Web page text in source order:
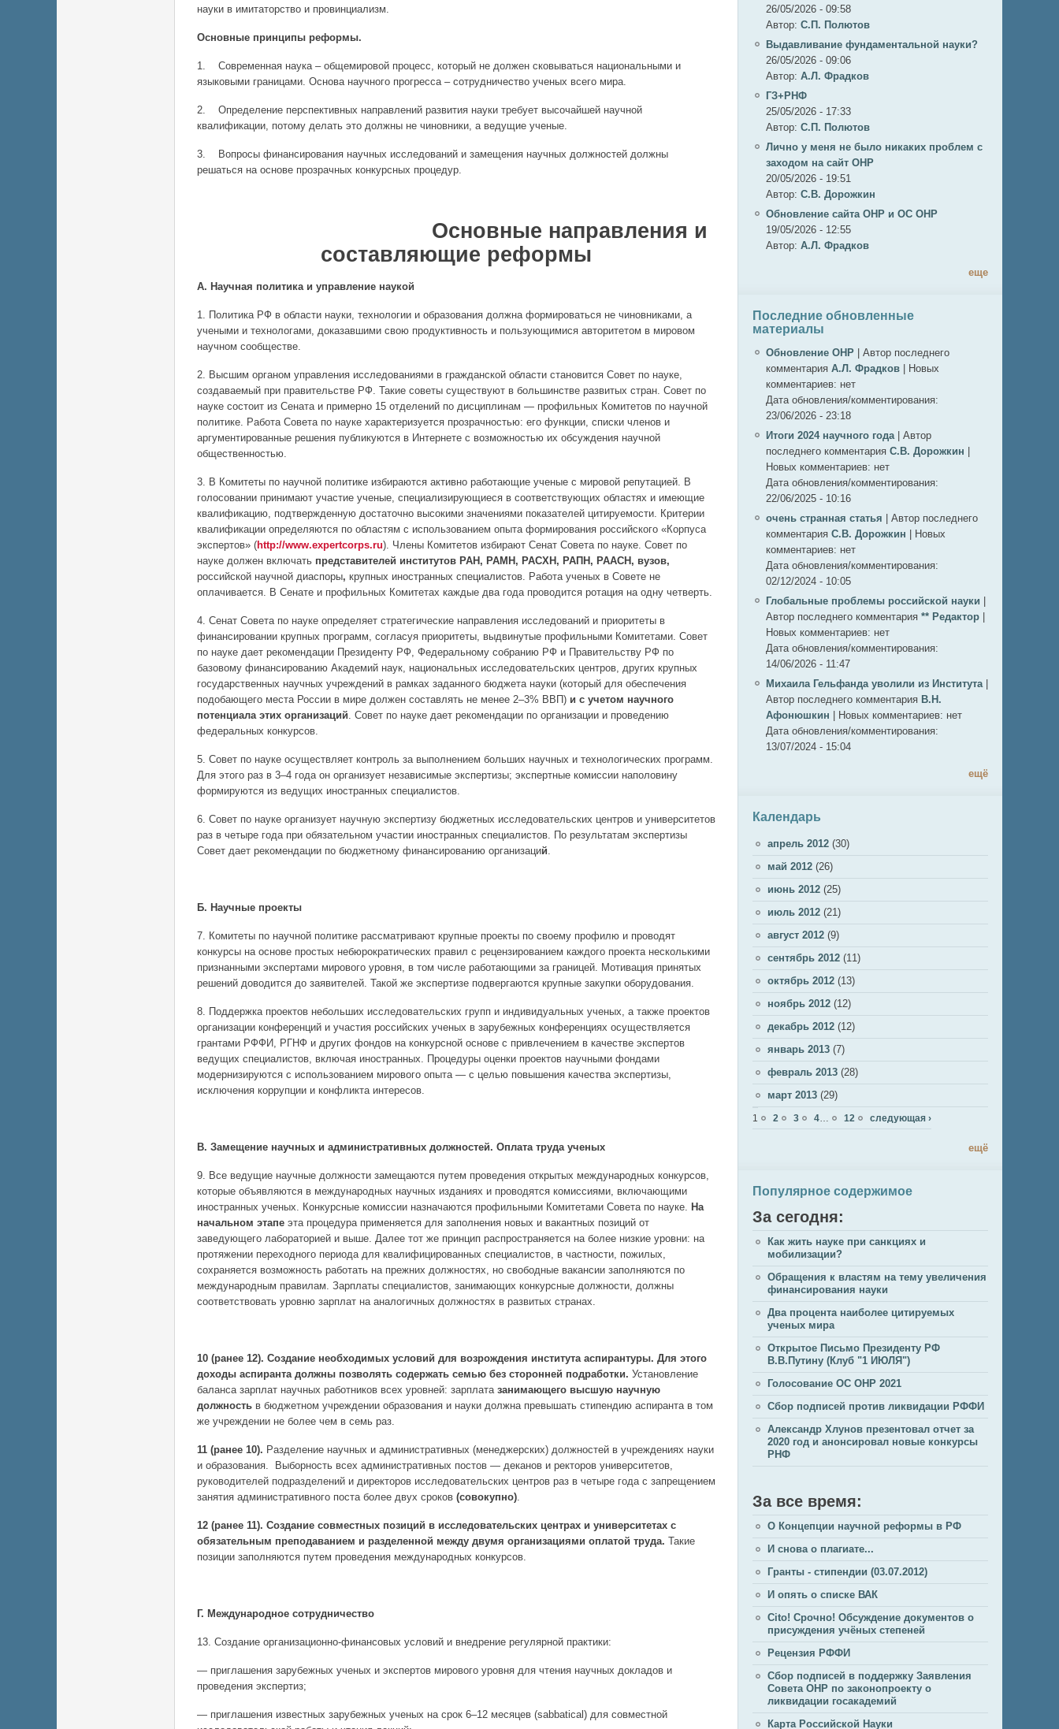
науки в имитаторство и провинциализм.
Основные принципы реформы.
1. Современная наука – общемировой процесс, который не должен сковываться национальными и
языковыми границами. Основа научного прогресса – сотрудничество ученых всего мира.
2. Определение перспективных направлений развития науки требует высочайшей научной
квалификации, потому делать это должны не чиновники, а ведущие ученые.
3. Вопросы финансирования научных исследований и замещения научных должностей должны
решаться на основе прозрачных конкурсных процедур.
Основные направления и
составляющие реформы
А. Научная политика и управление наукой
1. Политика РФ в области науки, технологии и образования должна формироваться не чиновниками, а
учеными и технологами, доказавшими свою продуктивность и пользующимися авторитетом в мировом
научном сообществе.
2. Высшим органом управления исследованиями в гражданской области становится Совет по науке,
создаваемый при правительстве РФ. Такие советы существуют в большинстве развитых стран. Совет по
науке состоит из Сената и примерно 15 отделений по дисциплинам — профильных Комитетов по научной
политике. Работа Совета по науке характеризуется прозрачностью: его функции, списки членов и
аргументированные решения публикуются в Интернете с возможностью их обсуждения научной
общественностью.
3. В Комитеты по научной политике избираются активно работающие ученые с мировой репутацией. В
голосовании принимают участие ученые, специализирующиеся в соответствующих областях и имеющие
квалификацию, подтвержденную достаточно высокими значениями показателей цитируемости. Критерии
квалификации определяются по областям с использованием опыта формирования российского «Корпуса
экспертов» (http://www.expertcorps.ru). Члены Комитетов избирают Сенат Совета по науке. Совет по
науке должен включать представителей институтов РАН, РАМН, РАСХН, РАПН, РААСН, вузов,
российской научной диаспоры, крупных иностранных специалистов. Работа ученых в Совете не
оплачивается. В Сенате и профильных Комитетах каждые два года проводится ротация на одну четверть.
4. Сенат Совета по науке определяет стратегические направления исследований и приоритеты в
финансировании крупных программ, согласуя приоритеты, выдвинутые профильными Комитетами. Совет
по науке дает рекомендации Президенту РФ, Федеральному собранию РФ и Правительству РФ по
базовому финансированию Академий наук, национальных исследовательских центров, других крупных
государственных научных учреждений в рамках заданного бюджета науки (который для обеспечения
подобающего места России в мире должен составлять не менее 2–3% ВВП) и с учетом научного
потенциала этих организаций. Совет по науке дает рекомендации по организации и проведению
федеральных конкурсов.
5. Совет по науке осуществляет контроль за выполнением больших научных и технологических программ.
Для этого раз в 3–4 года он организует независимые экспертизы; экспертные комиссии наполовину
формируются из ведущих иностранных специалистов.
6. Совет по науке организует научную экспертизу бюджетных исследовательских центров и университетов
раз в четыре года при обязательном участии иностранных специалистов. По результатам экспертизы
Совет дает рекомендации по бюджетному финансированию организаций.
Б. Научные проекты
7. Комитеты по научной политике рассматривают крупные проекты по своему профилю и проводят
конкурсы на основе простых небюрократических правил с рецензированием каждого проекта несколькими
признанными экспертами мирового уровня, в том числе работающими за границей. Мотивация принятых
решений доводится до заявителей. Такой же экспертизе подвергаются крупные закупки оборудования.
8. Поддержка проектов небольших исследовательских групп и индивидуальных ученых, а также проектов
организации конференций и участия российских ученых в зарубежных конференциях осуществляется
грантами РФФИ, РГНФ и других фондов на конкурсной основе с привлечением в качестве экспертов
ведущих специалистов, включая иностранных. Процедуры оценки проектов научными фондами
модернизируются с использованием мирового опыта — с целью повышения качества экспертизы,
исключения коррупции и конфликта интересов.
В. Замещение научных и административных должностей. Оплата труда ученых
9. Все ведущие научные должности замещаются путем проведения открытых международных конкурсов,
которые объявляются в международных научных изданиях и проводятся комиссиями, включающими
иностранных ученых. Конкурсные комиссии назначаются профильными Комитетами Совета по науке. На
начальном этапе эта процедура применяется для заполнения новых и вакантных позиций от
заведующего лабораторией и выше. Далее тот же принцип распространяется на более низкие уровни: на
протяжении переходного периода для квалифицированных специалистов, в частности, пожилых,
сохраняется возможность работать на прежних должностях, но свободные вакансии заполняются по
международным правилам. Зарплаты специалистов, занимающих конкурсные должности, должны
соответствовать уровню зарплат на аналогичных должностях в развитых странах.
10 (ранее 12). Создание необходимых условий для возрождения института аспирантуры. Для этого
доходы аспиранта должны позволять содержать семью без сторонней подработки. Установление
баланса зарплат научных работников всех уровней: зарплата занимающего высшую научную
должность в бюджетном учреждении образования и науки должна превышать стипендию аспиранта в том
же учреждении не более чем в семь раз.
11 (ранее 10). Разделение научных и административных (менеджерских) должностей в учреждениях науки
и образования. Выборность всех административных постов — деканов и ректоров университетов,
руководителей подразделений и директоров исследовательских центров раз в четыре года с запрещением
занятия административного поста более двух сроков (совокупно).
12 (ранее 11). Создание совместных позиций в исследовательских центрах и университетах с
обязательным преподаванием и разделенной между двумя организациями оплатой труда. Такие
позиции заполняются путем проведения международных конкурсов.
Г. Международное сотрудничество
13. Создание организационно-финансовых условий и внедрение регулярной практики:
— приглашения зарубежных ученых и экспертов мирового уровня для чтения научных докладов и
проведения экспертиз;
— приглашения известных зарубежных ученых на срок 6–12 месяцев (sabbatical) для совместной
26/05/2026 - 09:58
Автор: C.П. Полютов
Выдавливание фундаментальной науки?
26/05/2026 - 09:06
Автор: А.Л. Фрадков
ГЗ+РНФ
25/05/2026 - 17:33
Автор: C.П. Полютов
Лично у меня не было никаких проблем с
заходом на сайт ОНР
20/05/2026 - 19:51
Автор: С.В. Дорожкин
Обновление сайта ОНР и ОС ОНР
19/05/2026 - 12:55
Автор: А.Л. Фрадков
еще
Последние обновленные
материалы
Обновление ОНР
Автор последнего
комментария А.Л. Фрадков
Новых
комментариев: нет
Дата обновления/комментирования:
23/06/2026 - 23:18
Итоги 2024 научного года
Автор
последнего комментария С.В. Дорожкин
Новых комментариев: нет
Дата обновления/комментирования:
22/06/2025 - 10:16
очень странная статья
Автор последнего
комментария С.В. Дорожкин
Новых
комментариев: нет
Дата обновления/комментирования:
02/12/2024 - 10:05
Глобальные проблемы российской науки
Автор последнего комментария ** Редактор
Новых комментариев: нет
Дата обновления/комментирования:
14/06/2026 - 11:47
Михаила Гельфанда уволили из Института
Автор последнего комментария В.Н.
Афонюшкин
Новых комментариев: нет
Дата обновления/комментирования:
13/07/2024 - 15:04
ещё
Календарь
апрель 2012 (30)
май 2012 (26)
июнь 2012 (25)
июль 2012 (21)
август 2012 (9)
сентябрь 2012 (11)
октябрь 2012 (13)
ноябрь 2012 (12)
декабрь 2012 (12)
январь 2013 (7)
февраль 2013 (28)
март 2013 (29)
Страницы
1 2 3 4 12 следующая ›
ещё
Популярное содержимое
За сегодня:
Как жить науке при санкциях и
мобилизации?
Обращения к властям на тему увеличения
финансирования науки
Два процента наиболее цитируемых
ученых мира
Открытое Письмо Президенту РФ
В.В.Путину (Клуб "1 ИЮЛЯ")
Голосование ОС ОНР 2021
Сбор подписей против ликвидации РФФИ
Александр Хлунов презентовал отчет за
2020 год и анонсировал новые конкурсы
РНФ
За все время:
О Концепции научной реформы в РФ
И снова о плагиате...
Гранты - стипендии (03.07.2012)
И опять о списке ВАК
Cito! Срочно! Обсуждение документов о
присуждения учёных степеней
Рецензия РФФИ
Сбор подписей в поддержку Заявления
Совета ОНР по законопроекту о
ликвидации госакадемий
Карта Российской Науки